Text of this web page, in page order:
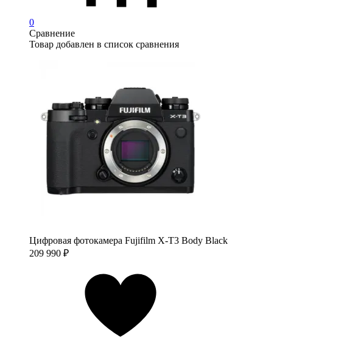
0
Сравнение
Товар добавлен в список сравнения
Цифровая фотокамера Fujifilm X-T3 Body Black
209 990 ₽